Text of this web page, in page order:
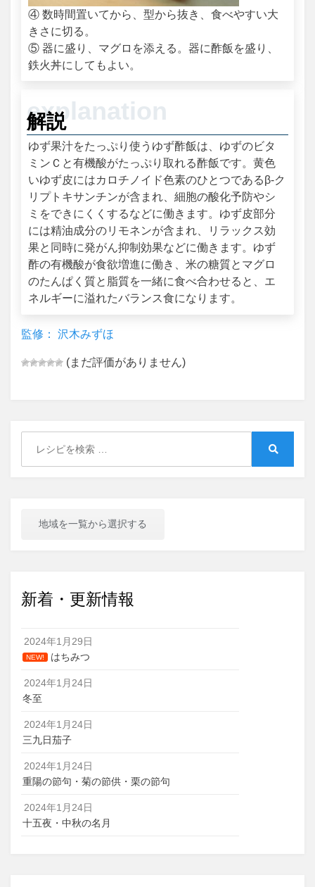
④ 数時間置いてから、型から抜き、食べやすい大
きさに切る。
⑤ 器に盛り、マグロを添える。器に酢飯を盛り、
鉄火丼にしてもよい。
解説
ゆず果汁をたっぷり使うゆず酢飯は、ゆずのビタ
ミンＣと有機酸がたっぷり取れる酢飯です。黄色
いゆず皮にはカロチノイド色素のひとつであるβ‐ク
リプトキサンチンが含まれ、細胞の酸化予防やシ
ミをできにくくするなどに働きます。ゆず皮部分
には精油成分のリモネンが含まれ、リラックス効
果と同時に発がん抑制効果などに働きます。ゆず
酢の有機酸が食欲増進に働き、米の糖質とマグロ
のたんぱく質と脂質を一緒に食べ合わせると、エ
ネルギーに溢れたバランス食になります。
監修： 沢木みずほ
(まだ評価がありません)
地域を一覧から選択する
新着・更新情報
2024年1月29日
NEW! はちみつ
2024年1月24日
冬至
2024年1月24日
三九日茄子
2024年1月24日
重陽の節句・菊の節供・栗の節句
2024年1月24日
十五夜・中秋の名月